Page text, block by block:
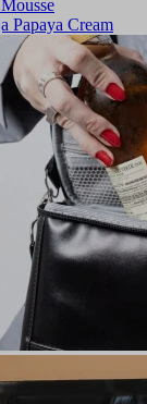
Papaya Cream